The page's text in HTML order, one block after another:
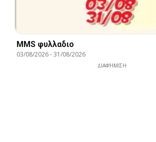
MMS φυλλαδιο
03/08/2026-31/08/2026
ΔΙΑΦΉΜΙΣΗ